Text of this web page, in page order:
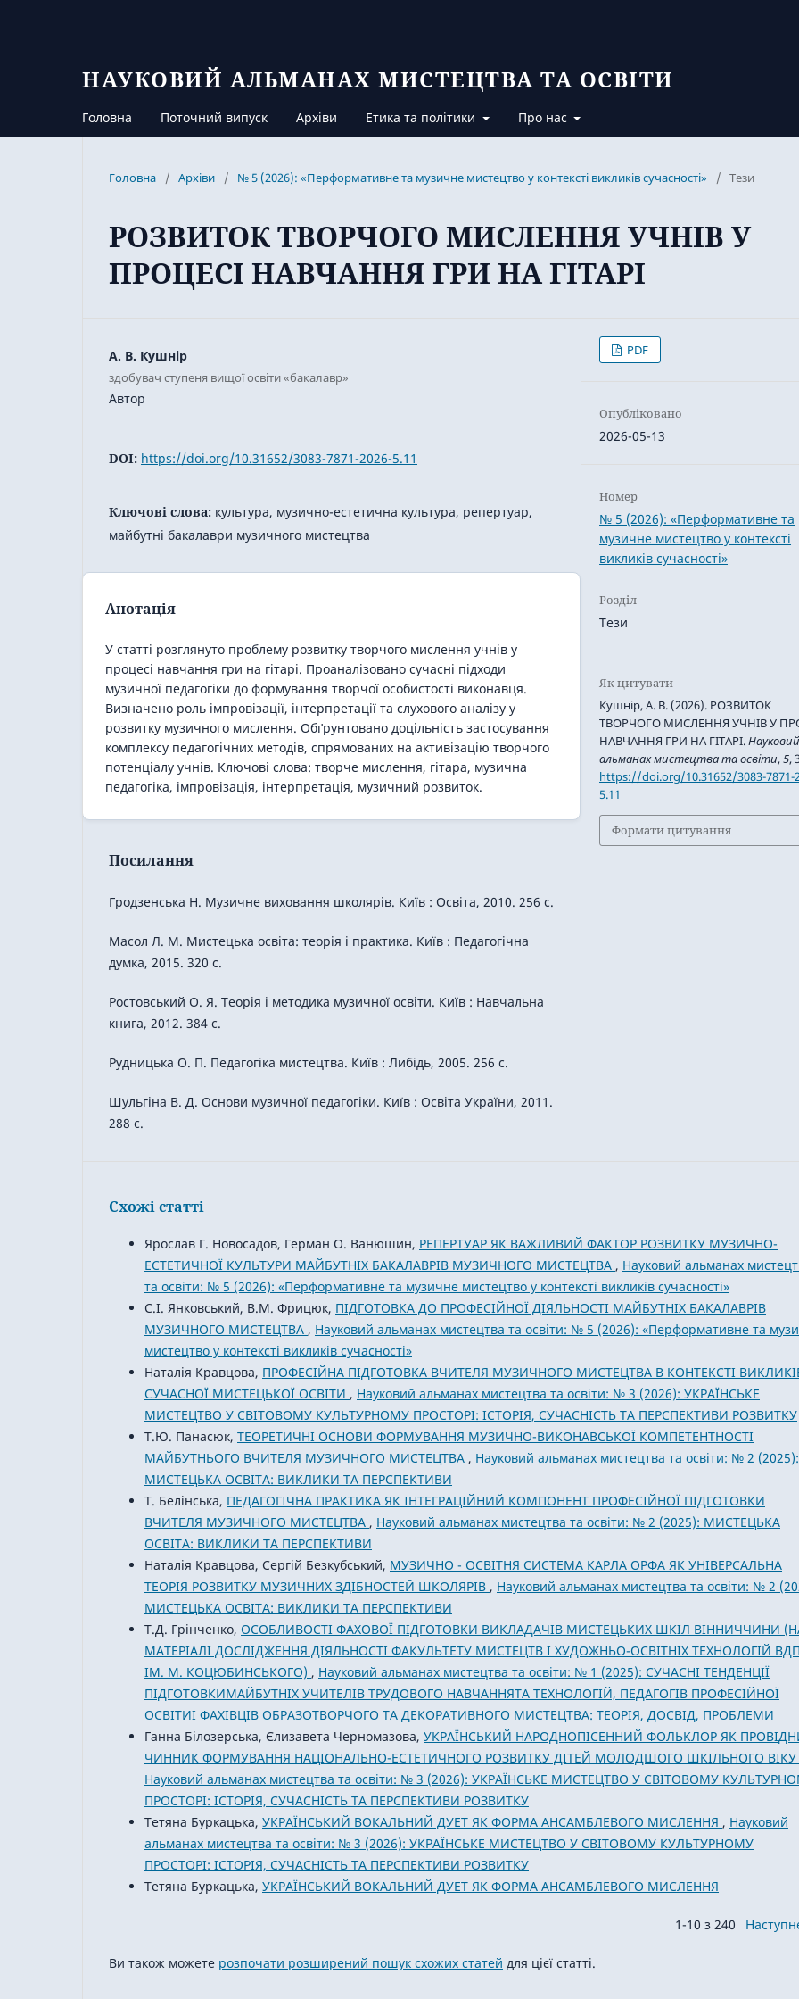
НАУКОВИЙ АЛЬМАНАХ МИСТЕЦТВА ТА ОСВІТИ
Головна Поточний випуск Архіви Етика та політики Про нас
Головна / Архіви / № 5 (2026): «Перформативне та музичне мистецтво у контексті викликів сучасності» / Тези
РОЗВИТОК ТВОРЧОГО МИСЛЕННЯ УЧНІВ У
ПРОЦЕСІ НАВЧАННЯ ГРИ НА ГІТАРІ
А. В. Кушнір
здобувач ступеня вищої освіти «бакалавр»
Автор
DOI: https://doi.org/10.31652/3083-7871-2026-5.11
Ключові слова: культура, музично-естетична культура, репертуар,
майбутні бакалаври музичного мистецтва
Анотація
У статті розглянуто проблему розвитку творчого мислення учнів у
процесі навчання гри на гітарі. Проаналізовано сучасні підходи
музичної педагогіки до формування творчої особистості виконавця.
Визначено роль імпровізації, інтерпретації та слухового аналізу у
розвитку музичного мислення. Обґрунтовано доцільність застосування
комплексу педагогічних методів, спрямованих на активізацію творчого
потенціалу учнів. Ключові слова: творче мислення, гітара, музична
педагогіка, імпровізація, інтерпретація, музичний розвиток.
Посилання
Гродзенська Н. Музичне виховання школярів. Київ : Освіта, 2010. 256 с.
Масол Л. М. Мистецька освіта: теорія і практика. Київ : Педагогічна
думка, 2015. 320 с.
Ростовський О. Я. Теорія і методика музичної освіти. Київ : Навчальна
книга, 2012. 384 с.
Рудницька О. П. Педагогіка мистецтва. Київ : Либідь, 2005. 256 с.
Шульгіна В. Д. Основи музичної педагогіки. Київ : Освіта України, 2011.
288 с.
PDF
Опубліковано
2026-05-13
Номер
№ 5 (2026): «Перформативне та
музичне мистецтво у контексті
викликів сучасності»
Розділ
Тези
Як цитувати
Кушнір, А. В. (2026). РОЗВИТОК
ТВОРЧОГО МИСЛЕННЯ УЧНІВ У
НАВЧАННЯ ГРИ НА ГІТАРІ.Науковий
альманах мистецтва та освіти,5,
https://doi.org/10.31652/3083-7871-
5.11
Формати цитування
Схожі статті
Ярослав Г. Новосадов, Герман О. Ванюшин, РЕПЕРТУАР ЯК ВАЖЛИВИЙ ФАКТОР РОЗВИТКУ МУЗИЧНО-
ЕСТЕТИЧНОЇ КУЛЬТУРИ МАЙБУТНІХ БАКАЛАВРІВ МУЗИЧНОГО МИСТЕЦТВА , Науковий альманах
та освіти: № 5 (2026): «Перформативне та музичне мистецтво у контексті викликів сучасності»
С.І. Янковський, В.М. Фрицюк, ПІДГОТОВКА ДО ПРОФЕСІЙНОЇ ДІЯЛЬНОСТІ МАЙБУТНІХ БАКАЛАВРІВ
МУЗИЧНОГО МИСТЕЦТВА , Науковий альманах мистецтва та освіти: № 5 (2026): «Перформативне та
мистецтво у контексті викликів сучасності»
Наталія Кравцова, ПРОФЕСІЙНА ПІДГОТОВКА ВЧИТЕЛЯ МУЗИЧНОГО МИСТЕЦТВА В КОНТЕКСТІ
СУЧАСНОЇ МИСТЕЦЬКОЇ ОСВІТИ , Науковий альманах мистецтва та освіти: № 3 (2026): УКРАЇНСЬКЕ
МИСТЕЦТВО У СВІТОВОМУ КУЛЬТУРНОМУ ПРОСТОРІ: ІСТОРІЯ, СУЧАСНІСТЬ ТА ПЕРСПЕКТИВИ РОЗВИТКУ
Т.Ю. Панасюк, ТЕОРЕТИЧНІ ОСНОВИ ФОРМУВАННЯ МУЗИЧНО-ВИКОНАВСЬКОЇ КОМПЕТЕНТНОСТІ
МАЙБУТНЬОГО ВЧИТЕЛЯ МУЗИЧНОГО МИСТЕЦТВА , Науковий альманах мистецтва та освіти: № 2 (2025):
МИСТЕЦЬКА ОСВІТА: ВИКЛИКИ ТА ПЕРСПЕКТИВИ
Т. Белінська, ПЕДАГОГІЧНА ПРАКТИКА ЯК ІНТЕГРАЦІЙНИЙ КОМПОНЕНТ ПРОФЕСІЙНОЇ ПІДГОТОВКИ
ВЧИТЕЛЯ МУЗИЧНОГО МИСТЕЦТВА , Науковий альманах мистецтва та освіти: № 2 (2025): МИСТЕЦЬКА
ОСВІТА: ВИКЛИКИ ТА ПЕРСПЕКТИВИ
Наталія Кравцова, Сергій Безкубський, МУЗИЧНО - ОСВІТНЯ СИСТЕМА КАРЛА ОРФА ЯК УНІВЕРСАЛЬНА
ТЕОРІЯ РОЗВИТКУ МУЗИЧНИХ ЗДІБНОСТЕЙ ШКОЛЯРІВ , Науковий альманах мистецтва та освіти: № 2
МИСТЕЦЬКА ОСВІТА: ВИКЛИКИ ТА ПЕРСПЕКТИВИ
Т.Д. Грінченко, ОСОБЛИВОСТІ ФАХОВОЇ ПІДГОТОВКИ ВИКЛАДАЧІВ МИСТЕЦЬКИХ ШКІЛ ВІННИЧЧИНИ
МАТЕРІАЛІ ДОСЛІДЖЕННЯ ДІЯЛЬНОСТІ ФАКУЛЬТЕТУ МИСТЕЦТВ І ХУДОЖНЬО-ОСВІТНІХ ТЕХНОЛОГІЙ
ІМ. М. КОЦЮБИНСЬКОГО) , Науковий альманах мистецтва та освіти: № 1 (2025): СУЧАСНІ ТЕНДЕНЦІЇ
ПІДГОТОВКИМАЙБУТНІХ УЧИТЕЛІВ ТРУДОВОГО НАВЧАННЯТА ТЕХНОЛОГІЙ, ПЕДАГОГІВ ПРОФЕСІЙНОЇ
ОСВІТИІ ФАХІВЦІВ ОБРАЗОТВОРЧОГО ТА ДЕКОРАТИВНОГО МИСТЕЦТВА: ТЕОРІЯ, ДОСВІД, ПРОБЛЕМИ
Ганна Білозерська, Єлизавета Черномазова, УКРАЇНСЬКИЙ НАРОДНОПІСЕННИЙ ФОЛЬКЛОР ЯК
ЧИННИК ФОРМУВАННЯ НАЦІОНАЛЬНО-ЕСТЕТИЧНОГО РОЗВИТКУ ДІТЕЙ МОЛОДШОГО ШКІЛЬНОГО ВІКУ
Науковий альманах мистецтва та освіти: № 3 (2026): УКРАЇНСЬКЕ МИСТЕЦТВО У СВІТОВОМУ
ПРОСТОРІ: ІСТОРІЯ, СУЧАСНІСТЬ ТА ПЕРСПЕКТИВИ РОЗВИТКУ
Тетяна Буркацька, УКРАЇНСЬКИЙ ВОКАЛЬНИЙ ДУЕТ ЯК ФОРМА АНСАМБЛЕВОГО МИСЛЕННЯ , Науковий
альманах мистецтва та освіти: № 3 (2026): УКРАЇНСЬКЕ МИСТЕЦТВО У СВІТОВОМУ КУЛЬТУРНОМУ
ПРОСТОРІ: ІСТОРІЯ, СУЧАСНІСТЬ ТА ПЕРСПЕКТИВИ РОЗВИТКУ
Тетяна Буркацька, УКРАЇНСЬКИЙ ВОКАЛЬНИЙ ДУЕТ ЯК ФОРМА АНСАМБЛЕВОГО МИСЛЕННЯ
1-10 з 240
Ви також можете розпочати розширений пошук схожих статей для цієї статті.